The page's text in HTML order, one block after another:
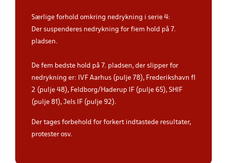
Særlige forhold omkring nedrykning i serie 4:
Der suspenderes nedrykning for fiem hold på 7.
pladsen.
De fem bedste hold på 7. pladsen, der slipper for
nedrykning er: IVF Aarhus (pulje 78), Frederikshavn fI
2 (pulje 48), Feldborg/Haderup IF (pulje 65), SHIF
(pulje 81), Jels IF (pulje 92).
Der tages forbehold for forkert indtastede resultater,
protester osv.